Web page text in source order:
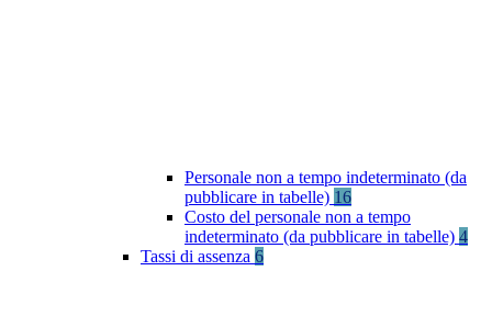
Personale non a tempo indeterminato (da
pubblicare in tabelle) 16
Costo del personale non a tempo
indeterminato (da pubblicare in tabelle) 4
Tassi di assenza 6